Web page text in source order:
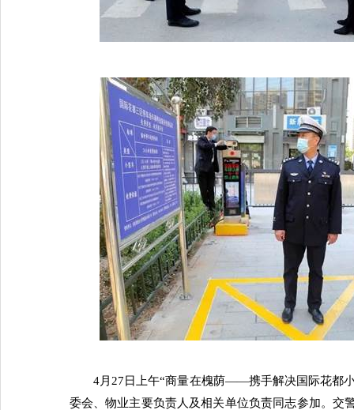
4月27日上午“商量在槐荫——携手解决国际花都
委会、物业主要负责人及相关单位负责同志参加。交